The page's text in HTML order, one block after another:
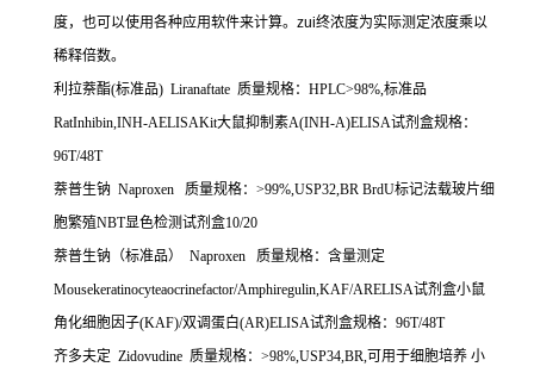
度，也可以使用各种应用软件来计算。 zui终浓度为实际测定浓度乘以
稀释倍数。
利拉萘酯(标准品) Liranaftate 质量规格： HPLC>98%,标准品
RatInhibin,INH-AELISAKit大鼠抑制素A(INH-A)ELISA试剂盒规格：
96T/48T
萘普生钠 Naproxen 质量规格： >99%,USP32,BR BrdU标记法载玻片细
胞繁殖NBT显色检测试剂盒10/20
萘普生钠（标准品）
Naproxen 质量规格：含量测定
Mousekeratinocyteaocrinefactor/Amphiregulin,KAF/ARELISA试剂盒小鼠
角化细胞因子(KAF)/双调蛋白(AR)ELISA试剂盒规格： 96T/48T
齐多夫定 Zidovudine 质量规格： >98%,USP34,BR,可用于细胞培养 小